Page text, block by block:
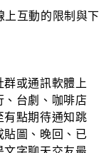
或通訊軟體上
、台劇、咖啡店
有點期待通知跳
貼圖、晚回、已